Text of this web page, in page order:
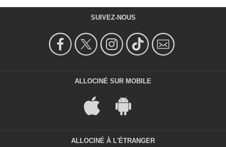
SUIVEZ-NOUS
ALLOCINÉ SUR MOBILE
ALLOCINÉ À L'ÉTRANGER